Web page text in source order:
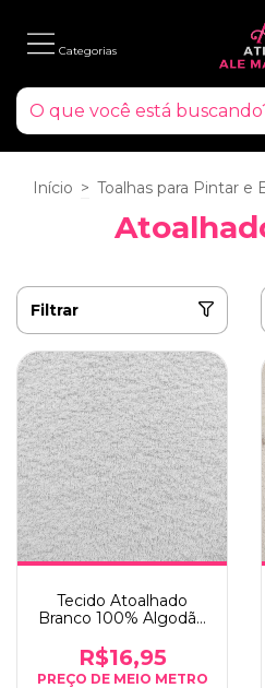
Início > Toalhas para Pintar e
Filtrar
Tecido Atoalhado
Branco 100% Algodão
1,40m
R$16,95